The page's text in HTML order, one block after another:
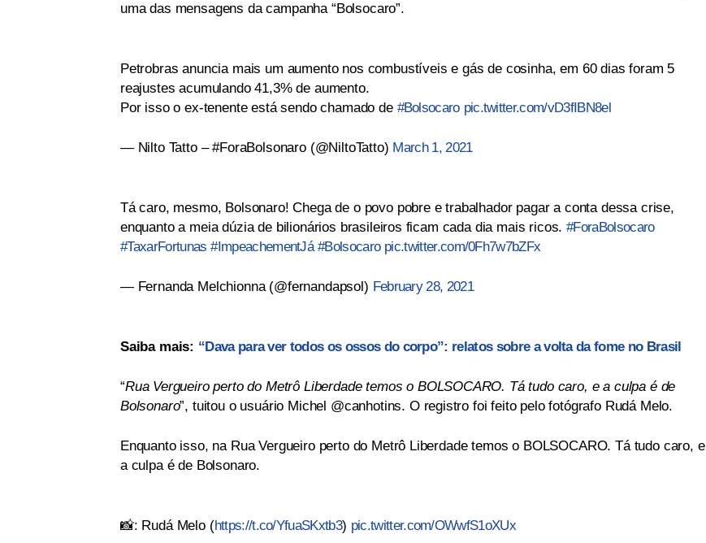
uma das mensagens da campanha “Bolsocaro”.
Petrobras anuncia mais um aumento nos combustíveis e gás de cosinha, em 60 dias foram 5
reajustes acumulando 41,3% de aumento.
Por isso o ex-tenente está sendo chamado de #Bolsocaro pic.twitter.com/vD3fIBN8el
— Nilto Tatto – #ForaBolsonaro (@NiltoTatto) March 1, 2021
Tá caro, mesmo, Bolsonaro! Chega de o povo pobre e trabalhador pagar a conta dessa crise,
enquanto a meia dúzia de bilionários brasileiros ficam cada dia mais ricos.#ForaBolsocaro
#TaxarFortunas #ImpeachementJá #Bolsocaro pic.twitter.com/0Fh7w7bZFx
— Fernanda Melchionna (@fernandapsol) February 28, 2021
Saiba mais: “Dava para ver todos os ossos do corpo”: relatos sobre a volta da fome no Brasil
“Rua Vergueiro perto do Metrô Liberdade temos o BOLSOCARO. Tá tudo caro, e a culpa é de
Bolsonaro”, tuitou o usuário Michel @canhotins. O registro foi feito pelo fotógrafo Rudá Melo.
Enquanto isso, na Rua Vergueiro perto do Metrô Liberdade temos o BOLSOCARO. Tá tudo caro, e
a culpa é de Bolsonaro.
📸: Rudá Melo (https://t.co/YfuaSKxtb3) pic.twitter.com/OWwfS1oXUx